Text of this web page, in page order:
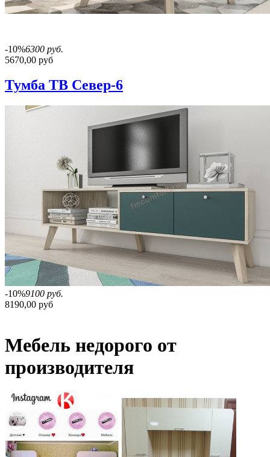
-10%6300 руб.
5670,00 руб
Тумба ТВ Север-6
-10%9100 руб.
8190,00 руб
Мебель недорого от
производителя